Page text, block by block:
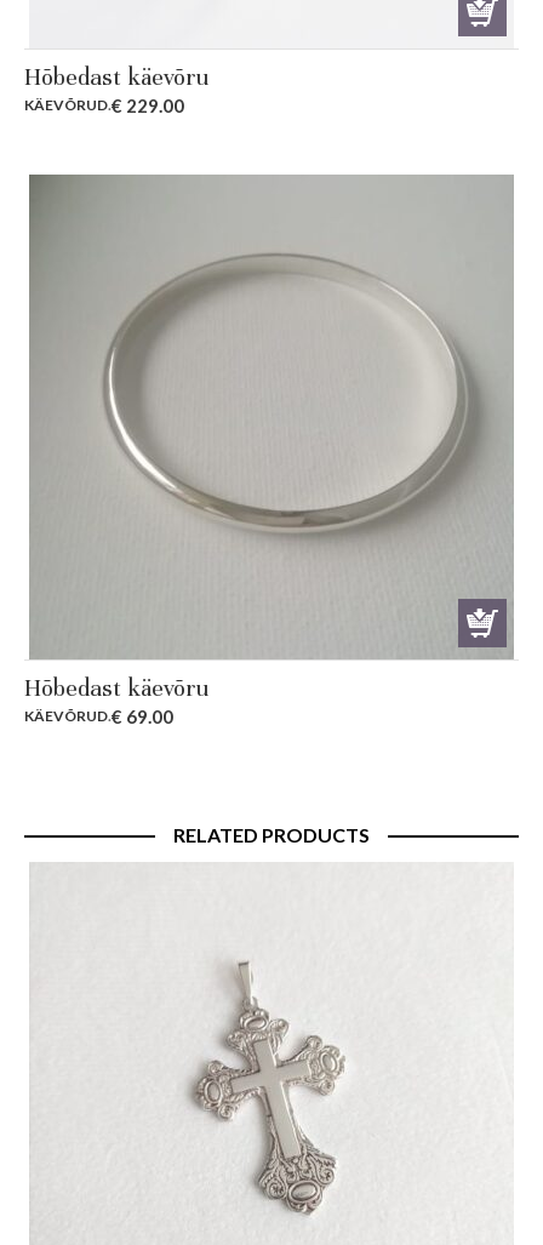
Hõbedast käevõru
KÄEVÕRUD.€ 229.00
Hõbedast käevõru
KÄEVÕRUD.€ 69.00
RELATED PRODUCTS